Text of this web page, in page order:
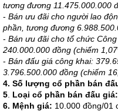
tương đương 11.475.000.000
- Bán ưu đãi cho người lao
phần, tương đương
- Bán ưu đãi cho tổ chức
240.000.000 đồng (chiếm
- Bán đấu giá công khai:
3.796.500.000 đồng (chiếm
4. Số lượng cổ phần bán
5 Loại cổ phần bán đấu giá:
6. Mệnh giá: 10.000 đồng/01